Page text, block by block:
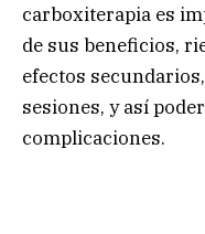
carboxiterapia es
de sus beneficios,
efectos
sesiones, y así
complicaciones.